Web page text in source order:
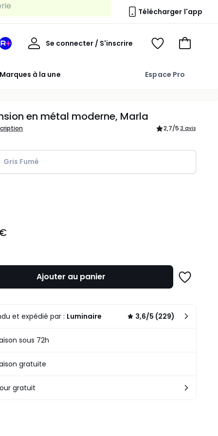
Télécharger l'app
Marques à la une Espace Pro
Mon
Redoute
Se connecter / S'inscrire
Mon
Voir
Voir
en métal moderne, Marla
2,7/5 3 avis
Gris Fumé
Ajouter au panier
Ajouter
et expédié par : Luminaire 3,6/5 (229)
sous 72h
gratuite
gratuit